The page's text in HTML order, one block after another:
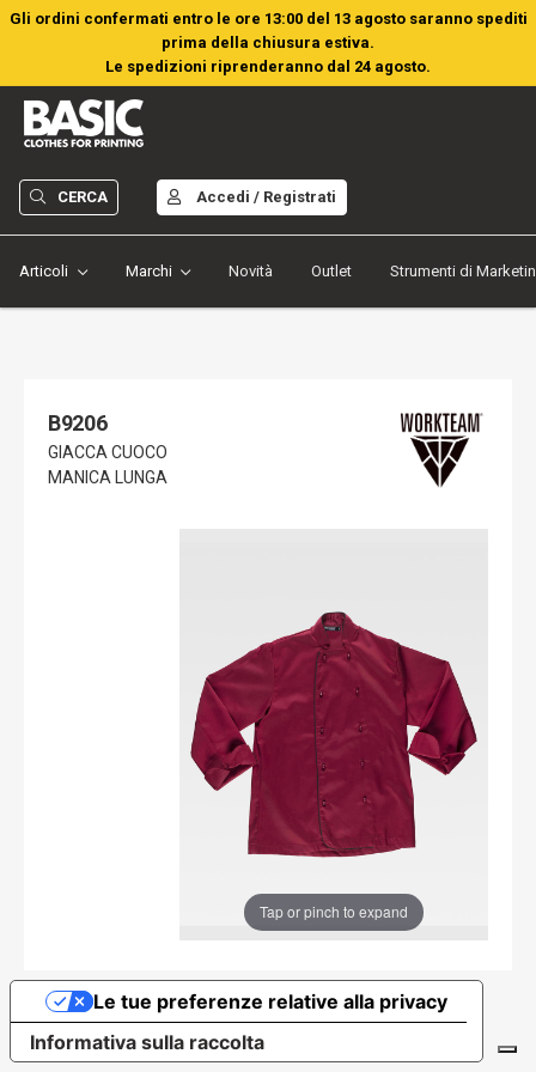
Gli ordini confermati entro le ore 13:00 del 13 agosto saranno spediti
prima della chiusura estiva.
Le spedizioni riprenderanno dal 24 agosto.
Articoli Marchi Novità Outlet Strumenti di
CERCA Accedi / Registrati
B9206
GIACCA CUOCO
MANICA LUNGA
Tap or pinch to expand
Informativa sulla raccolta
Le tue preferenze relative alla privacy